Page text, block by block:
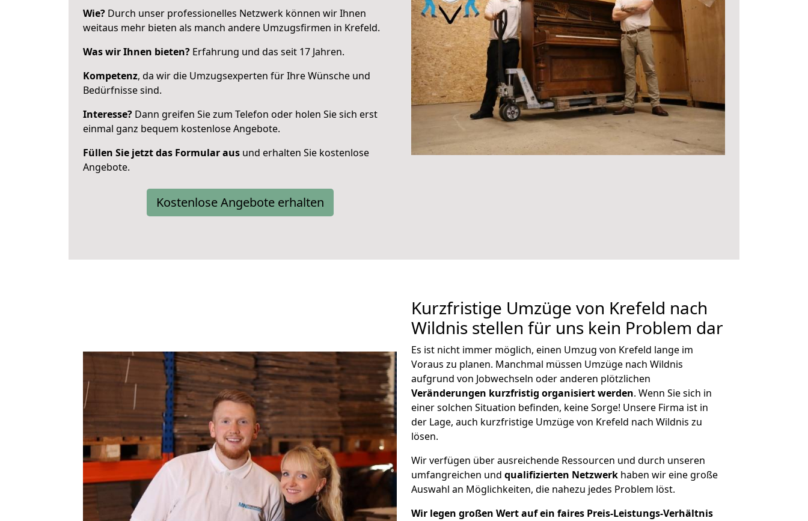
Wie? Durch unser professionelles Netzwerk können wir Ihnen
weitaus mehr bieten als manch andere Umzugsfirmen in Krefeld.
Was wir Ihnen bieten? Erfahrung und das seit 17 Jahren.
Kompetenz, da wir die Umzugsexperten für Ihre Wünsche und
Bedürfnisse sind.
Interesse? Dann greifen Sie zum Telefon oder holen Sie sich erst
einmal ganz bequem kostenlose Angebote.
Füllen Sie jetzt das Formular aus und erhalten Sie kostenlose
Angebote.
Kostenlose Angebote erhalten
Kurzfristige Umzüge von Krefeld nach
Wildnis stellen für uns kein Problem dar
Es ist nicht immer möglich, einen Umzug von Krefeld lange im
Voraus zu planen. Manchmal müssen Umzüge nach Wildnis
aufgrund von Jobwechseln oder anderen plötzlichen
Veränderungen kurzfristig organisiert werden. Wenn Sie sich in
einer solchen Situation befinden, keine Sorge! Unsere Firma ist in
der Lage, auch kurzfristige Umzüge von Krefeld nach Wildnis zu
lösen.
Wir verfügen über ausreichende Ressourcen und durch unseren
umfangreichen und qualifizierten Netzwerk haben wir eine große
Auswahl an Möglichkeiten, die nahezu jedes Problem löst.
Wir legen großen Wert auf ein faires Preis-Leistungs-Verhältnis